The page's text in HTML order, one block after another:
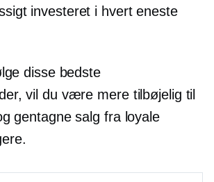
investeret i hvert eneste
disse bedste
vil du være mere tilbøjelig til
gentagne salg fra loyale